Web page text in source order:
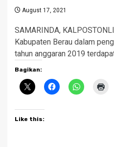
August 17, 2021
SAMARINDA,
Kabupaten Berau dalam
tahun anggaran 2019
Bagikan:
Like this: